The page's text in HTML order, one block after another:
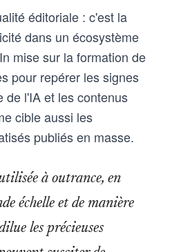
éditoriale : c'est la
dans un écosystème
mise sur la formation de
pour repérer les signes
de l'IA et les contenus
cible aussi les
publiés en masse.
à outrance, en
échelle et de manière
les précieuses